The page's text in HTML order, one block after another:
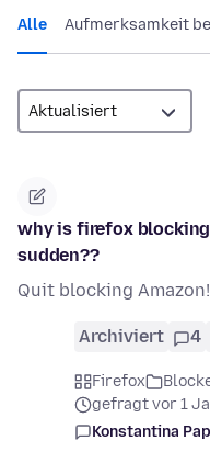
Alle Aufmerksamkeit
why is firefox
sudden??
Quit blocking Amazon!
Archiviert 4
Firefox
gefragt vor 1
Konstantina